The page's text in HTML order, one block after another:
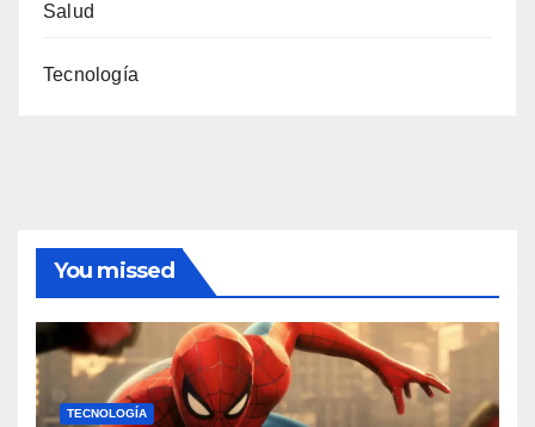
Salud
Tecnología
You missed
TECNOLOGÍA